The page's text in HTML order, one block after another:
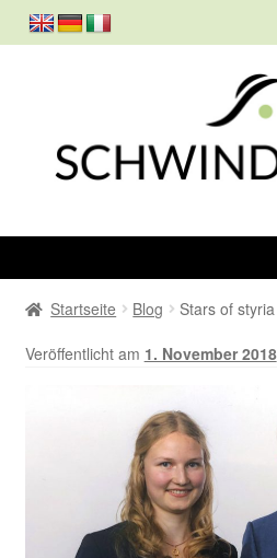
springen
springen
DAS EIS
KONDITOREI/
KONTAKT
SHOP
Startseite Blog Stars of
Veröffentlicht am 1. November 2018